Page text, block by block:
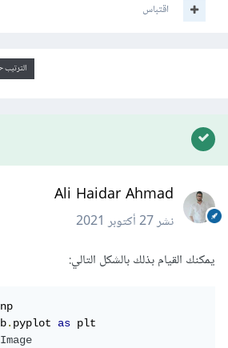
اقتباس
الترتيب
Ali Haidar Ahmad
نشر27 أكتوبر 2021
يمكنك القيام بذلك بالشكل التالي:
.pyplot as
Image